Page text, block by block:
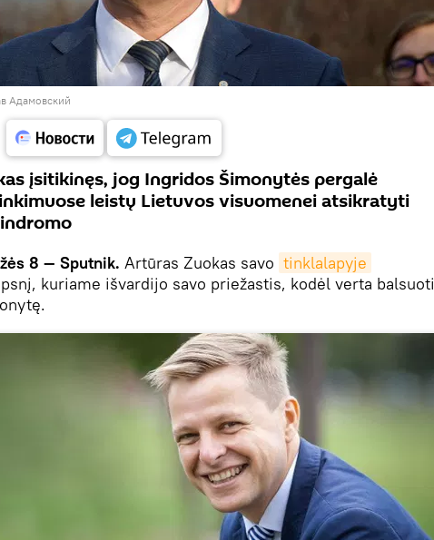
Адамовский
įsitikinęs, jog Ingridos Šimonytės pergalė
leistų Lietuvos visuomenei atsikratyti
8 — Sputnik. Artūras Zuokas savo tinklalapyje
kuriame išvardijo savo priežastis, kodėl verta balsuoti